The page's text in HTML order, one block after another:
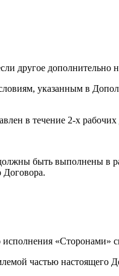
другое дополнительно
указанным в
в течение 2-х рабочих
быть выполнены в
Договора.
«Сторонами»
частью настоящего